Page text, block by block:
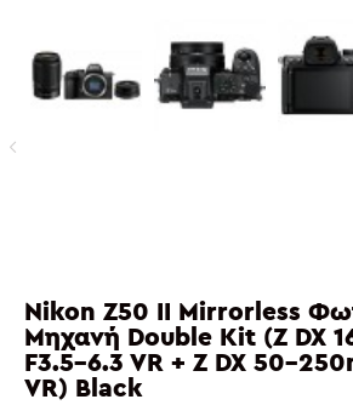
Nikon Z50 II Mirrorless
Μηχανή Double Kit (Z DX
F3.5-6.3 VR + Z DX 50-
VR) Black